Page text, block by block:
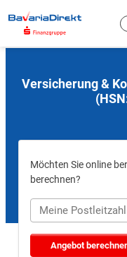
Hauptinhalt
Versicherung &
Möchten Sie online
berechnen?
Angebot